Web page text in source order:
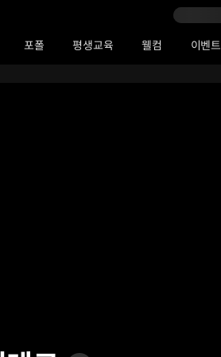
포폴 평생교육 웰컴 이벤트